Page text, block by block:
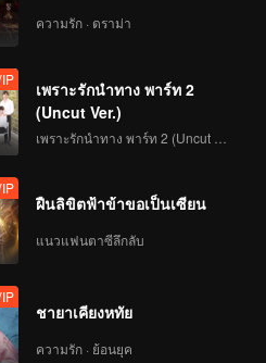
早餐中国4正片_22.mp4
早餐中国4正片_23.mp4
早餐中国4正片_24.mp4
早餐中国4正片_25.mp4
ความรัก · ดราม่า
เพราะรักนำทาง พาร์ท 2
(Uncut Ver.)
ฝืนลิขิตฟ้าข้าขอเป็นเซียน
แนวแฟนตาซีลึกลับ
ชายาเคียงหทัย
ความรัก · ย้อนยุค